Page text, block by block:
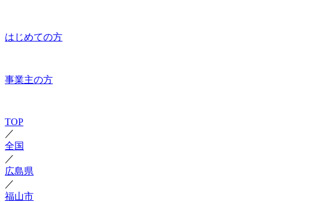
はじめての方
事業主の方
TOP
／
全国
／
広島県
／
福山市